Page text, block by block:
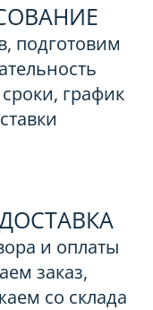
подготовим
график
и оплаты
заказ,
со склада